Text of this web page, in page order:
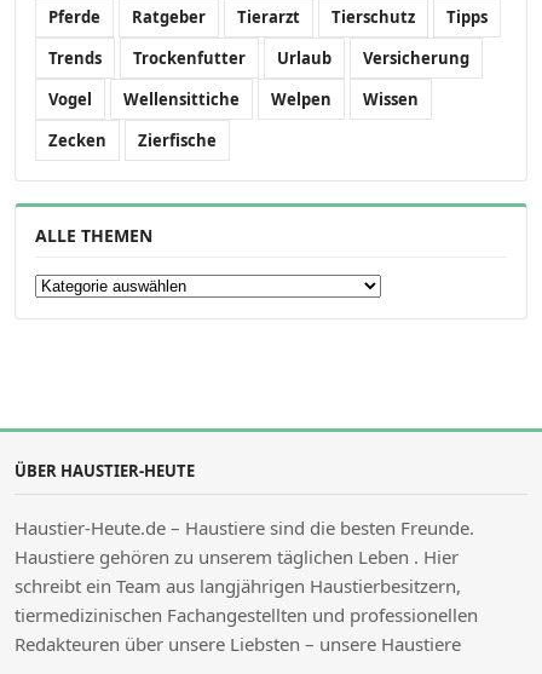
Pferde
Ratgeber Tierarzt Tierschutz
Tipps
Trends
Trockenfutter Urlaub
Versicherung
Vogel
Wellensittiche Welpen
Wissen
Zecken
Zierfische
ALLE THEMEN
Alle Themen
ÜBER HAUSTIER-HEUTE
Haustier-Heute.de – Haustiere sind die besten Freunde.
Haustiere gehören zu unserem täglichen Leben . Hier
schreibt ein Team aus langjährigen Haustierbesitzern,
tiermedizinischen Fachangestellten und professionellen
Redakteuren über unsere Liebsten – unsere Haustiere